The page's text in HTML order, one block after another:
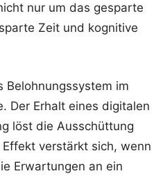
nur um das gesparte
Zeit und kognitive
Belohnungssystem im
Der Erhalt eines digitalen
löst die Ausschüttung
verstärkt sich, wenn
Erwartungen an ein